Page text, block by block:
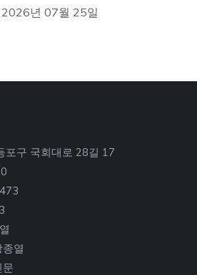
2026년 07월 25일
포구 국회대로 28길 17
열
문